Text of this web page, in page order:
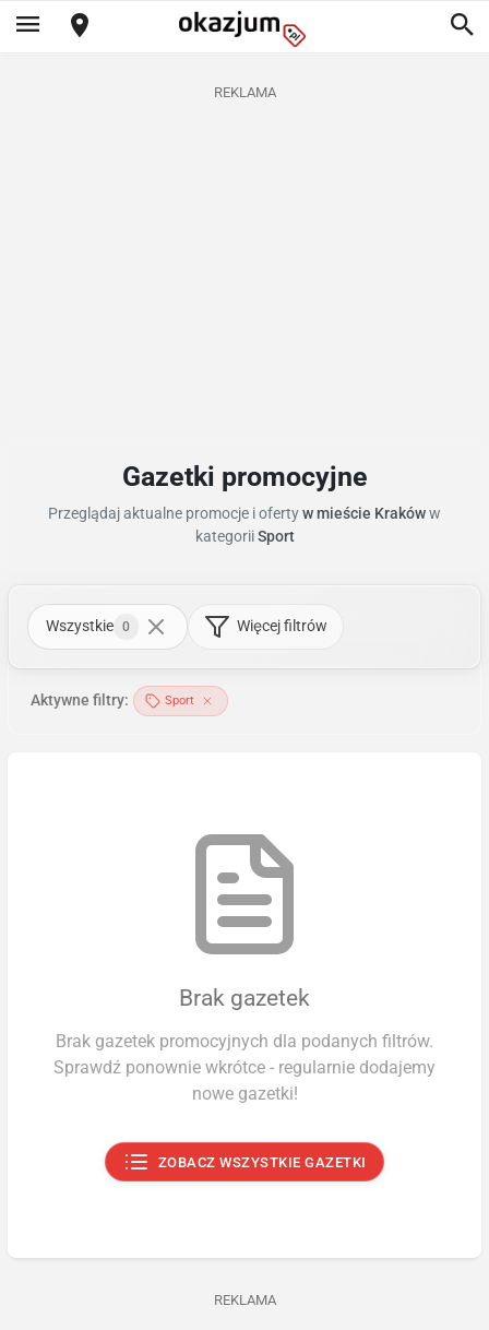
REKLAMA
Gazetki promocyjne
Przeglądaj aktualne promocje i ofertyw mieście Krakóww
kategoriiSport
Wszystkie 0 Więcej filtrów
Aktywne filtry: Sport
Brak gazetek
Brak gazetek promocyjnych dla podanych filtrów.
Sprawdź ponownie wkrótce - regularnie dodajemy
nowe gazetki!
ZOBACZ WSZYSTKIE GAZETKI
REKLAMA